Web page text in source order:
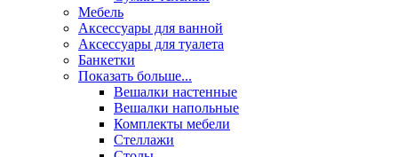
Мебель
Аксессуары для ванной
Аксессуары для туалета
Банкетки
Показать больше...
Вешалки настенные
Вешалки напольные
Комплекты мебели
Стеллажи